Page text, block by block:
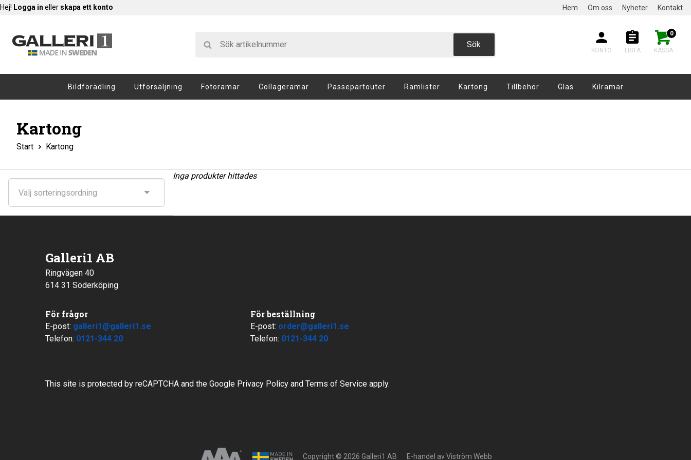
Hej! Logga in eller skapa ett konto Hem Om oss Nyheter Kontakt
Sök
KONTO LISTA
0
KASSA
Bildförädling Utförsäljning Fotoramar Collageramar Passepartouter Ramlister Kartong Tillbehör Glas Kilramar
Kartong
Start Kartong
Inga produkter hittades
Galleri1 AB
Ringvägen 40
614 31 Söderköping
För frågor
E-post: galleri1@galleri1.se
Telefon: 0121-344 20
För beställning
E-post: order@galleri1.se
Telefon: 0121-344 20
This site is protected by reCAPTCHA and the Google Privacy Policy and Terms of Service apply.
Copyright © 2026 Galleri1 AB E-handel avViström Webb